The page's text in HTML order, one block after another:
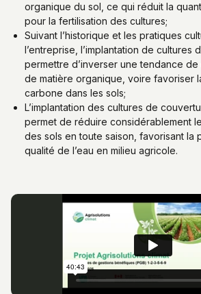
organique du sol, ce qui réduit la
pour la fertilisation des cultures;
Suivant l’historique et les pratiques
l’entreprise, l’implantation de cultures
permettre d’inverser une tendance de
de matière organique, voire favoriser
carbone dans les sols;
L’implantation des cultures de
permet de réduire considérablement
des sols en toute saison, favorisant la
qualité de l’eau en milieu agricole.